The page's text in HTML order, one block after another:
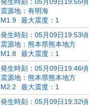
震源地：有明海
M1.9
最大震度：1
発生時刻：05月09日19:53頃
震源地：熊本県熊本地方
M1.8
最大震度：1
発生時刻：05月09日19:46頃
震源地：熊本県熊本地方
M2.2
最大震度：1
発生時刻：05月09日19:32頃